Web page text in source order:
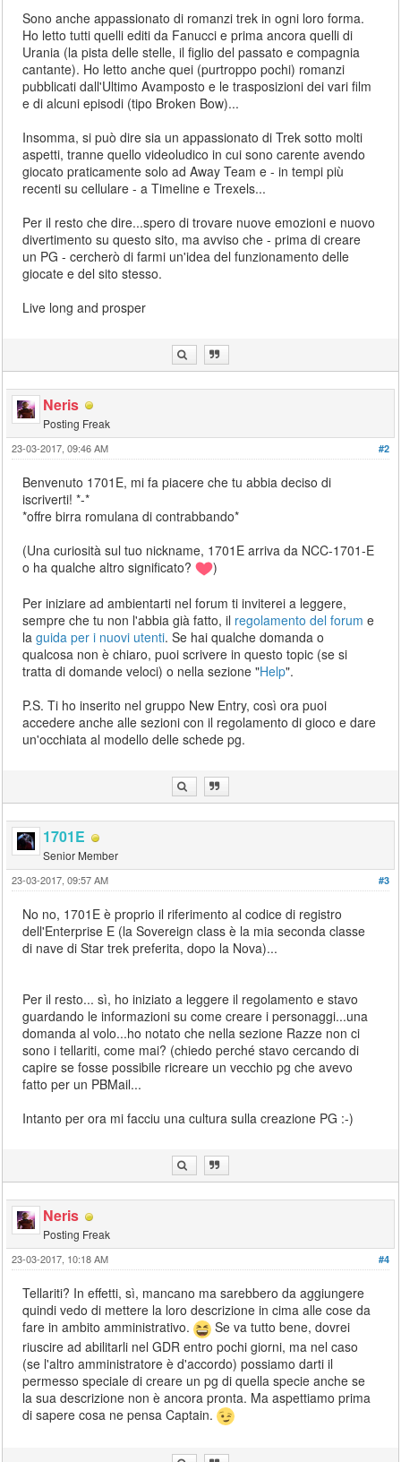
Sono anche appassionato di romanzi trek in ogni loro forma.
Ho letto tutti quelli editi da Fanucci e prima ancora quelli di
Urania (la pista delle stelle, il figlio del passato e compagnia
cantante). Ho letto anche quei (purtroppo pochi) romanzi
pubblicati dall'Ultimo Avamposto e le trasposizioni dei vari film
e di alcuni episodi (tipo Broken Bow)...
Insomma, si può dire sia un appassionato di Trek sotto molti
aspetti, tranne quello videoludico in cui sono carente avendo
giocato praticamente solo ad Away Team e - in tempi più
recenti su cellulare - a Timeline e Trexels...
Per il resto che dire...spero di trovare nuove emozioni e nuovo
divertimento su questo sito, ma avviso che - prima di creare
un PG - cercherò di farmi un'idea del funzionamento delle
giocate e del sito stesso.
Live long and prosper
Neris
Posting Freak
#2
23-03-2017, 09:46 AM
Benvenuto 1701E, mi fa piacere che tu abbia deciso di
iscriverti! *-*
*offre birra romulana di contrabbando*
(Una curiosità sul tuo nickname, 1701E arriva da NCC-1701-E
o ha qualche altro significato?
)
Per iniziare ad ambientarti nel forum ti inviterei a leggere,
sempre che tu non l'abbia già fatto, il regolamento del forum e
laguida per i nuovi utenti. Se hai qualche domanda o
qualcosa non è chiaro, puoi scrivere in questo topic (se si
tratta di domande veloci) o nella sezione "Help".
P.S. Ti ho inserito nel gruppo New Entry, così ora puoi
accedere anche alle sezioni con il regolamento di gioco e dare
un'occhiata al modello delle schede pg.
1701E
Senior Member
#3
23-03-2017, 09:57 AM
No no, 1701E è proprio il riferimento al codice di registro
dell'Enterprise E (la Sovereign class è la mia seconda classe
di nave di Star trek preferita, dopo la Nova)...
Per il resto... sì, ho iniziato a leggere il regolamento e stavo
guardando le informazioni su come creare i personaggi...una
domanda al volo...ho notato che nella sezione Razze non ci
sono i tellariti, come mai? (chiedo perché stavo cercando di
capire se fosse possibile ricreare un vecchio pg che avevo
fatto per un PBMail...
Intanto per ora mi facciu una cultura sulla creazione PG :-)
Neris
Posting Freak
#4
23-03-2017, 10:18 AM
Tellariti? In effetti, sì, mancano ma sarebbero da aggiungere
quindi vedo di mettere la loro descrizione in cima alle cose da
fare in ambito amministrativo.
Se va tutto bene, dovrei
riuscire ad abilitarli nel GDR entro pochi giorni, ma nel caso
(se l'altro amministratore è d'accordo) possiamo darti il
permesso speciale di creare un pg di quella specie anche se
la sua descrizione non è ancora pronta. Ma aspettiamo prima
di sapere cosa ne pensa Captain.